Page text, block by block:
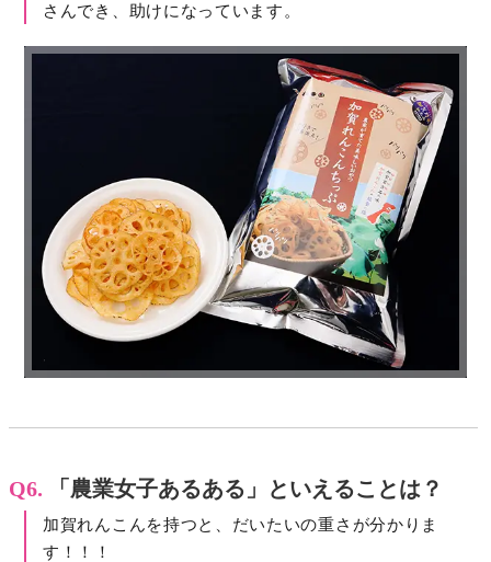
さんでき、助けになっています。
Q6. 「農業女子あるある」といえることは？
加賀れんこんを持つと、だいたいの重さが分かりま
す！！！